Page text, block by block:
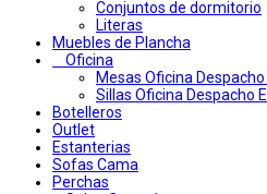
Conjuntos de dormitorio
Literas
Muebles de Plancha
Oficina
Mesas Oficina
Sillas Oficina Despacho
Botelleros
Outlet
Estanterias
Sofas Cama
Perchas